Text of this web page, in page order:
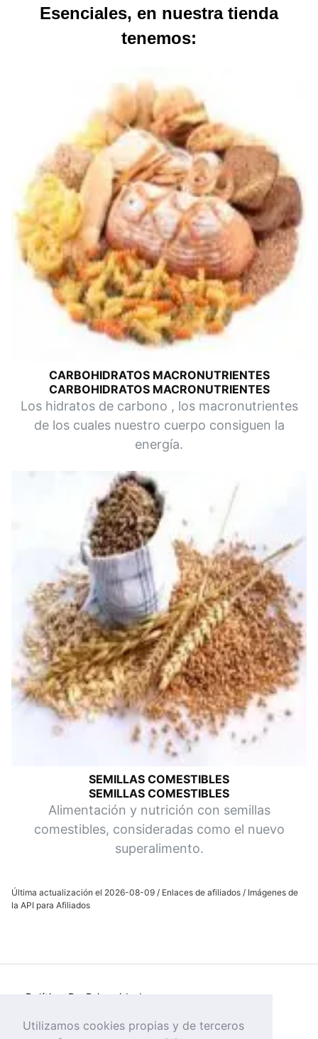
Esenciales, en nuestra tienda
tenemos:
CARBOHIDRATOS MACRONUTRIENTES
CARBOHIDRATOS MACRONUTRIENTES
Los hidratos de carbono , los macronutrientes
de los cuales nuestro cuerpo consiguen la
energía.
SEMILLAS COMESTIBLES
SEMILLAS COMESTIBLES
Alimentación y nutrición con semillas
comestibles, consideradas como el nuevo
superalimento.
Última actualización el 2026-08-09 / Enlaces de afiliados / Imágenes de
la API para Afiliados
Política De Privacidad
Política de Cookies
Utilizamos cookies propias y de terceros